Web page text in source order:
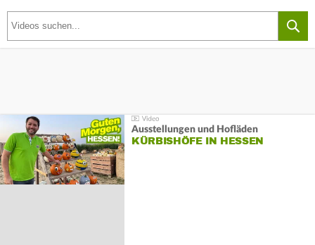
Ausstellungen und Hofläden
KÜRBISHÖFE IN HESSEN